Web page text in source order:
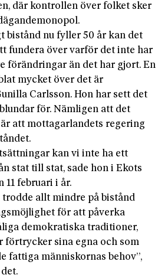
där kontrollen över folket sker
bistånd nu fyller 50 år kan det
fundera över varför det inte har
förändringar än det har gjort. En
mycket över det är
Carlsson. Hon har sett det
för. Nämligen att det
att mottagarlandets regering
kan vi inte ha ett
stat till stat, sade hon i Ekots
11 februari i år.
allt mindre på bistånd
för att påverka
demokratiska traditioner,
förtrycker sina egna och som
fattiga människornas behov”,